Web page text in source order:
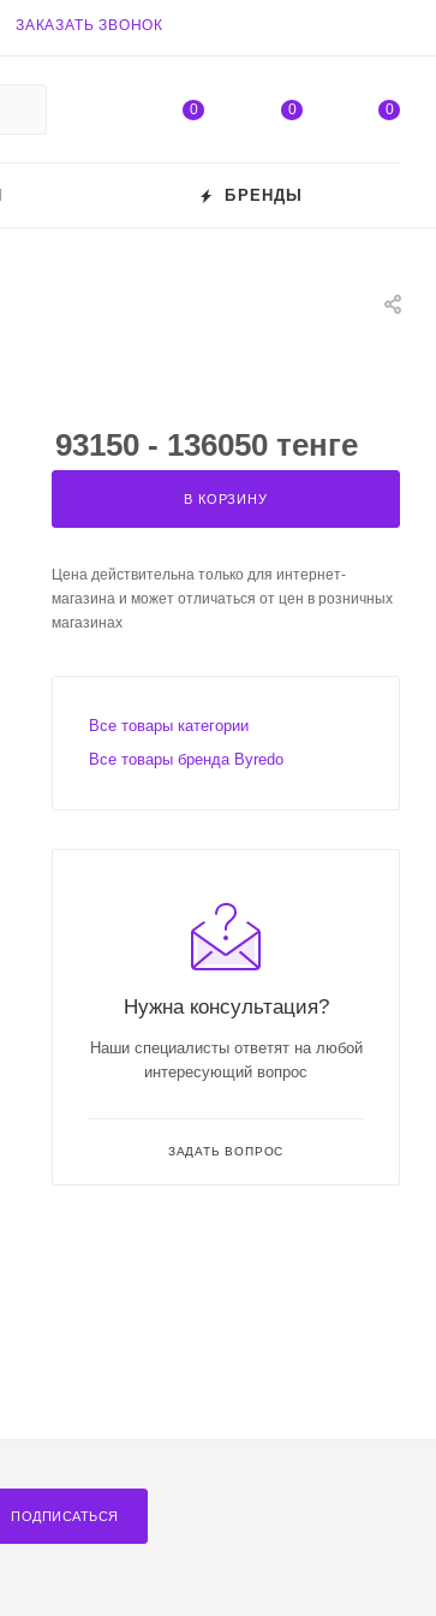
ЗАКАЗАТЬ ЗВОНОК
0 0 0
БРЕНДЫ
93150 - 136050 тенге
В КОРЗИНУ
Цена действительна только для интернет-
магазина и может отличаться от цен в розничных
магазинах
Все товары категории
Все товары бренда Byredo
Нужна консультация?
Наши специалисты ответят на любой
интересующий вопрос
ЗАДАТЬ ВОПРОС
ПОДПИСАТЬСЯ